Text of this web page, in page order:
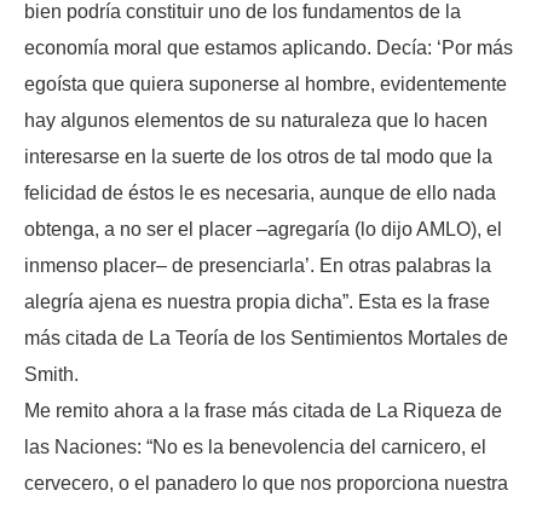
bien podría constituir uno de los fundamentos de la
economía moral que estamos aplicando. Decía: ‘Por más
egoísta que quiera suponerse al hombre, evidentemente
hay algunos elementos de su naturaleza que lo hacen
interesarse en la suerte de los otros de tal modo que la
felicidad de éstos le es necesaria, aunque de ello nada
obtenga, a no ser el placer –agregaría (lo dijo AMLO), el
inmenso placer– de presenciarla’. En otras palabras la
alegría ajena es nuestra propia dicha”. Esta es la frase
más citada de La Teoría de los Sentimientos Mortales de
Smith.
Me remito ahora a la frase más citada de La Riqueza de
las Naciones: “No es la benevolencia del carnicero, el
cervecero, o el panadero lo que nos proporciona nuestra